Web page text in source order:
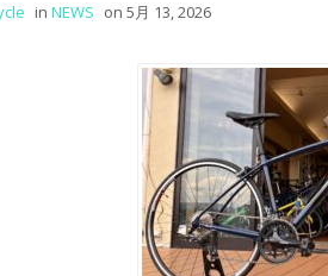
in NEWS on 5月 13, 2026